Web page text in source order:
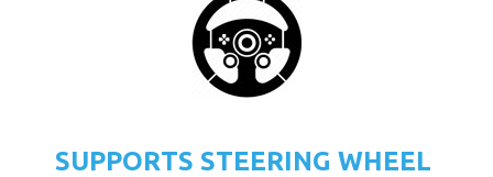
SUPPORTS STEERING WHEEL